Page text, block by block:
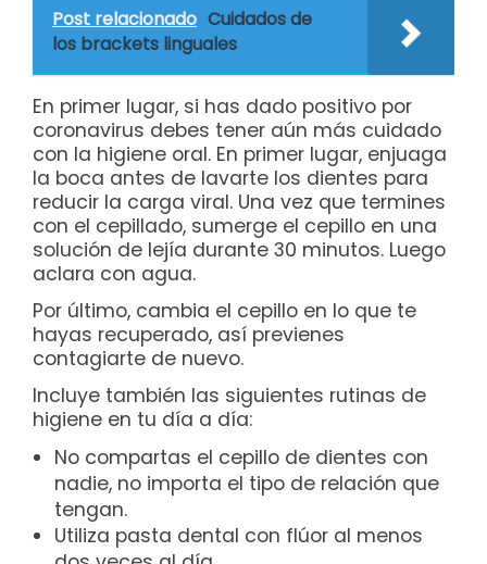
Post relacionado Cuidados de
los brackets linguales
En primer lugar, si has dado positivo por
coronavirus debes tener aún más cuidado
con la higiene oral. En primer lugar, enjuaga
la boca antes de lavarte los dientes para
reducir la carga viral. Una vez que termines
con el cepillado, sumerge el cepillo en una
solución de lejía durante 30 minutos. Luego
aclara con agua.
Por último, cambia el cepillo en lo que te
hayas recuperado, así previenes
contagiarte de nuevo.
Incluye también las siguientes rutinas de
higiene en tu día a día:
No compartas el cepillo de dientes con
nadie, no importa el tipo de relación que
tengan.
Utiliza pasta dental con flúor al menos